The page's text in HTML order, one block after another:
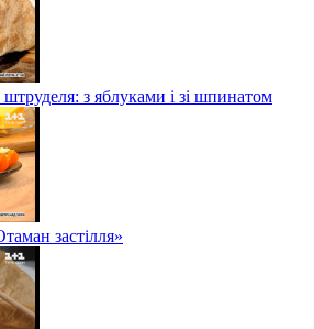
штруделя: з яблуками і зі шпинатом
застілля»